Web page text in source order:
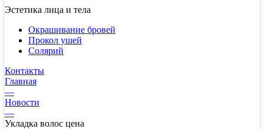
Эстетика лица и тела
Окрашивание бровей
Прокол ушей
Солярий
Контакты
Главная
—
Новости
—
Укладка волос цена